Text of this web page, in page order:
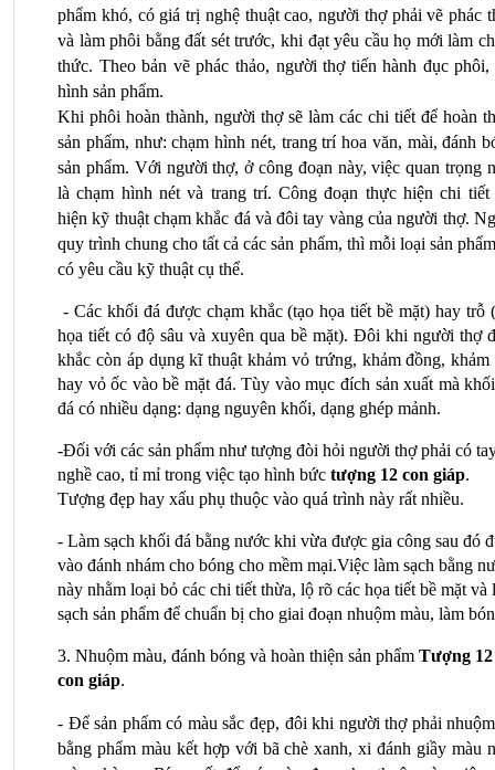
phẩm khó, có giá trị nghệ thuật cao, người thợ phải vẽ phác
và làm phôi bằng đất sét trước, khi đạt yêu cầu họ mới làm
thức. Theo bản vẽ phác thảo, người thợ tiến hành đục phôi,
hình sản phẩm.
Khi phôi hoàn thành, người thợ sẽ làm các chi tiết để hoàn
sản phẩm, như: chạm hình nét, trang trí hoa văn, mài, đánh
sản phẩm. Với người thợ, ở công đoạn này, việc quan trọng
là chạm hình nét và trang trí. Công đoạn thực hiện chi tiết
hiện kỹ thuật chạm khắc đá và đôi tay vàng của người thợ.
quy trình chung cho tất cả các sản phẩm, thì mỗi loại sản
có yêu cầu kỹ thuật cụ thể.
- Các khối đá được chạm khắc (tạo họa tiết bề mặt) hay trỗ
họa tiết có độ sâu và xuyên qua bề mặt). Đôi khi người thợ
khắc còn áp dụng kĩ thuật khảm vỏ trứng, khảm đồng, khảm
hay vỏ ốc vào bề mặt đá. Tùy vào mục đích sản xuất mà
đá có nhiều dạng: dạng nguyên khối, dạng ghép mảnh.
-Đối với các sản phẩm như tượng đòi hỏi người thợ phải có
nghề cao, tỉ mỉ trong việc tạo hình bức tượng 12 con giáp.
Tượng đẹp hay xấu phụ thuộc vào quá trình này rất nhiều.
- Làm sạch khối đá bằng nước khi vừa được gia công sau đó
vào đánh nhám cho bóng cho mềm mại.Việc làm sạch bằng
này nhằm loại bỏ các chi tiết thừa, lộ rõ các họa tiết bề mặt và
sạch sản phẩm để chuẩn bị cho giai đoạn nhuộm màu, làm
3. Nhuộm màu, đánh bóng và hoàn thiện sản phẩm Tượng 12
con giáp.
- Để sản phẩm có màu sắc đẹp, đôi khi người thợ phải
bằng phẩm màu kết hợp với bã chè xanh, xi đánh giầy màu